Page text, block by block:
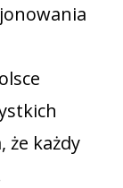
że każdy